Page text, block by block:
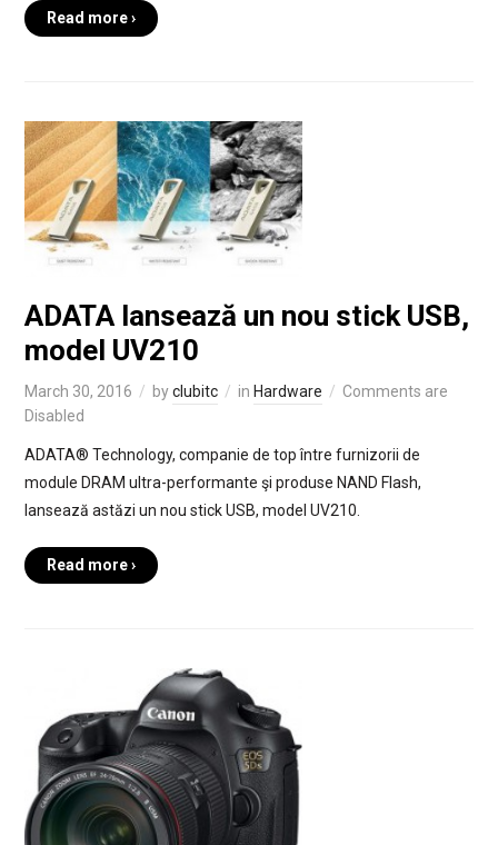
Read more ›
ADATA lansează un nou stick USB,
model UV210
March 30, 2016 byclubitc in Hardware
Comments are
Disabled
ADATA® Technology, companie de top între furnizorii de
module DRAM ultra-performante şi produse NAND Flash,
lansează astăzi un nou stick USB, model UV210.
Read more ›